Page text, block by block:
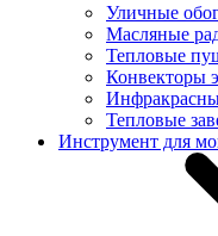
Уличные
Масляные
Тепловые
Конвекторы
Тепловые
Инструмент для